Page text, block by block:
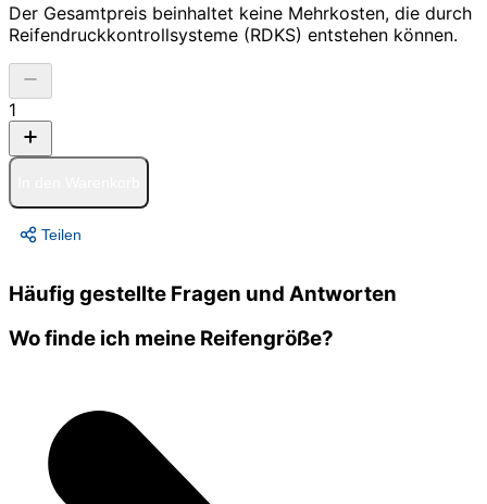
Der Gesamtpreis beinhaltet keine Mehrkosten, die durch
Reifendruckkontrollsysteme (RDKS) entstehen können.
1
Teilen
Häufig gestellte Fragen und Antworten
Wo finde ich meine Reifengröße?